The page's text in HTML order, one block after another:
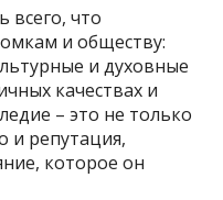
всего, что
и обществу:
и духовные
качествах и
– это не только
и репутация,
которое он